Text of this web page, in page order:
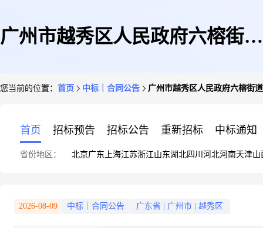
广州市越秀区人民政府六榕街道
您当前的位置： 首页 中标｜合同公告 广州市越秀区人民政府六榕街
首页 招标预告 招标公告 重新招标 中标通知
省份地区： 北京广东 上海江苏浙江山东湖北四川 河北河南天津山
2026-08-09 中标｜合同公告 广东省 广州市 越秀区